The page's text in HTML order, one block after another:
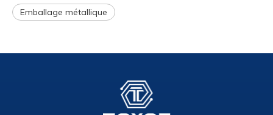
Emballage métallique